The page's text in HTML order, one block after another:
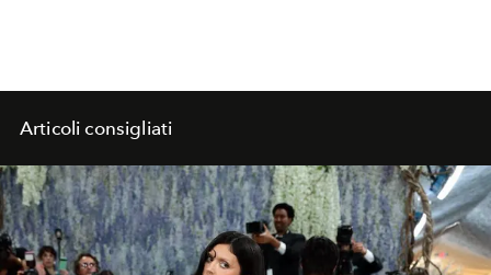
Articoli consigliati